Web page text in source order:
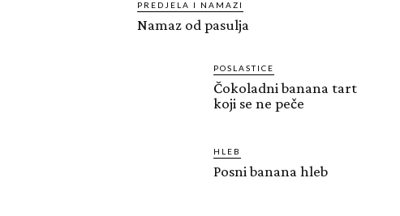
PREDJELA I NAMAZI
Namaz od pasulja
POSLASTICE
Čokoladni banana tart
koji se ne peče
HLEB
Posni banana hleb